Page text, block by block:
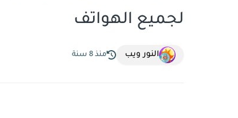
لجميع الهواتف
النور ويب منذ 8 سنة